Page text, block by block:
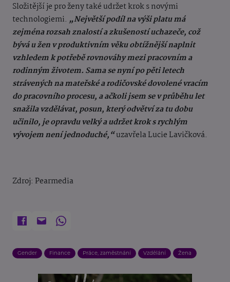
Složitější je pro ženy také udržet krok s novými
technologiemi. „Největší podíl na výši platu má
zejména rozsah znalostí a zkušeností uchazeče, což
bývá u žen v produktivním věku obtížnější naplnit
vzhledem k potřebě rovnováhy mezi pracovním a
rodinným životem. Sama se nyní po pěti letech
strávených na mateřské a rodičovské dovolené vracím
do pracovního procesu, a ačkoli jsem se v průběhu let
snažila vzdělávat, posun, který odvětví za tu dobu
učinilo, je opravdu velký a udržet krok s rychlým
vývojem není jednoduché,“uzavřela Lucie Lavičková.
Zdroj: Pearmedia
Gender Finance Práce, zaměstnání Vzdělání Žena